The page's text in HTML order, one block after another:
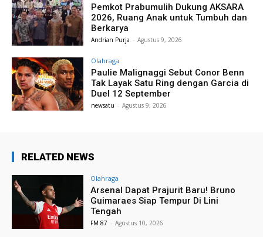
Pemkot Prabumulih Dukung AKSARA
2026, Ruang Anak untuk Tumbuh dan
Berkarya
Andrian Purja - Agustus 9, 2026
Olahraga
Paulie Malignaggi Sebut Conor Benn
Tak Layak Satu Ring dengan Garcia di
Duel 12 September
newsatu - Agustus 9, 2026
RELATED NEWS
Olahraga
Arsenal Dapat Prajurit Baru! Bruno
Guimaraes Siap Tempur Di Lini
Tengah
FM 87 - Agustus 10, 2026